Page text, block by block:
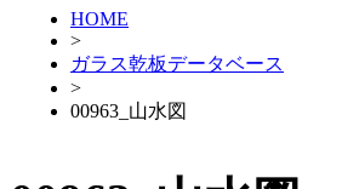
HOME
>
ガラス乾板データベース
>
00963_山水図